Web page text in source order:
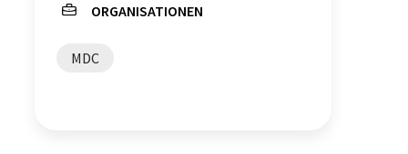
Viren Abwassermonitoring
ORGANISATIONEN
MDC